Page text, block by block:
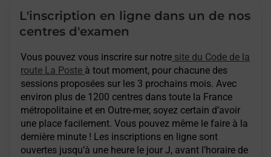
L'inscription en ligne dans un de nos
centres d'examen
Vous pouvez vous inscrire sur notre site du Code de la
route La Poste à tout moment, pour chacune des
sessions proposées sur les 3 prochains mois. Avec
environ plus de 1200 centres dans toute la France
métropolitaine et en Outre-mer, soyez certain d’avoir
une place facilement. Vous pouvez même le faire à la
dernière minute ! Les inscriptions en ligne sont
ouvertes jusqu’à une heure le jour J, avant l’horaire de